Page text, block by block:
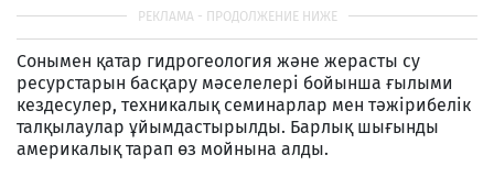
Сонымен қатар гидрогеология және жерасты су
ресурстарын басқару мәселелері бойынша ғылыми
кездесулер, техникалық семинарлар мен тәжірибелік
талқылаулар ұйымдастырылды. Барлық шығынды
америкалық тарап өз мойнына алды.